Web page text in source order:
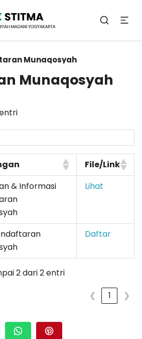
Munaqosyah
Munaqosyah
File/Link
& Informasi
Lihat
Daftar
2 dari 2 entri
❮
1 ❯